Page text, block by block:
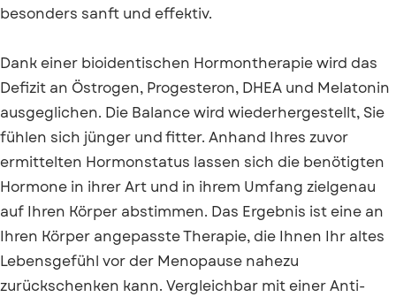
besonders sanft und effektiv.
Dank einer bioidentischen Hormontherapie wird das
Defizit an Östrogen, Progesteron, DHEA und Melatonin
ausgeglichen. Die Balance wird wiederhergestellt, Sie
fühlen sich jünger und fitter. Anhand Ihres zuvor
ermittelten Hormonstatus lassen sich die benötigten
Hormone in ihrer Art und in ihrem Umfang zielgenau
auf Ihren Körper abstimmen. Das Ergebnis ist eine an
Ihren Körper angepasste Therapie, die Ihnen Ihr altes
Lebensgefühl vor der Menopause nahezu
zurückschenken kann. Vergleichbar mit einer Anti-